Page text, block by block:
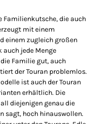
Familienkutsche, die auch
mit einem
einem zugleich großen
auch jede Menge
Familie gut, auch
der Touran problemlos.
ist auch der Touran
erhältlich. Die
diejenigen genau die
sagt, hoch hinauswollen.